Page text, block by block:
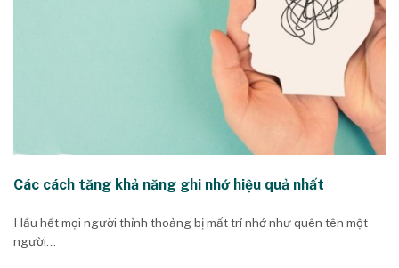
Các cách tăng khả năng ghi nhớ hiệu quả nhất
Hầu hết mọi người thỉnh thoảng bị mất trí nhớ như quên tên một
người...